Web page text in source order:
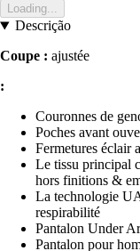
Loading...
Descrição
Coupe : ajustée
:
Couronnes de
Poches avant
Fermetures éclair
Le tissu principal
hors finitions &
La technologie
respirabilité
Pantalon Under
Pantalon pour